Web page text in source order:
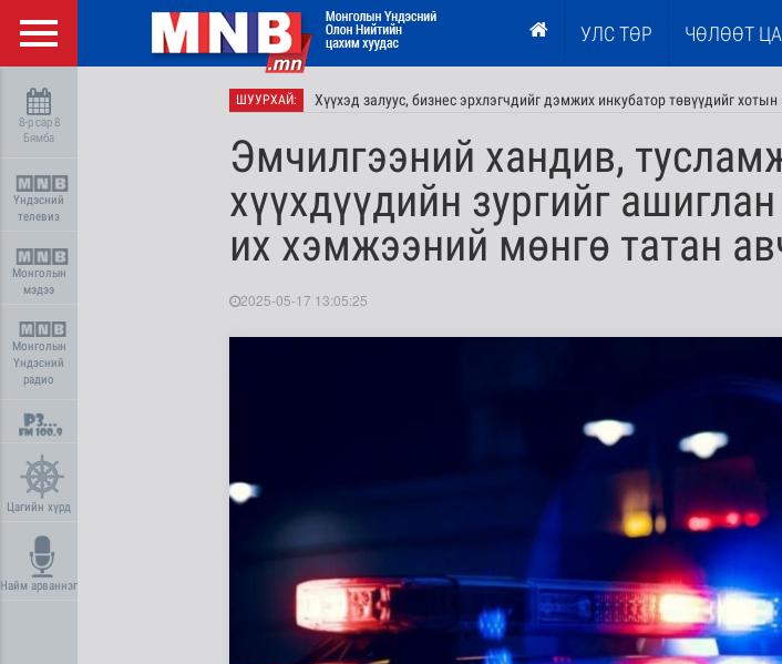
УЛС ТӨР ЧӨЛӨӨТ
8-р сар 8
Бямба
Үндэсний
телевиз
Монголын
мэдээ
Монголын
Үндэсний
радио
Цагийн хүрд
Найм арваннэг
ШУУРХАЙ: Хүүхэд залуус, бизнес эрхлэгчдийг дэмжих инкубатор төвүүдийг
Сүхбаатар суманд баригдаж буй 70 МВт-ын хүчин чадалтай ДЦС-ын
Эмчилгээний хандив,
хүүхдүүдийн зургийг
их хэмжээний мөнгө татан
2025-05-17 13:05:25